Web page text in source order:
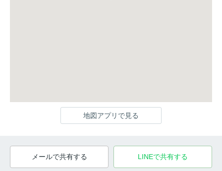
地図アプリで見る
メールで共有する LINEで共有する